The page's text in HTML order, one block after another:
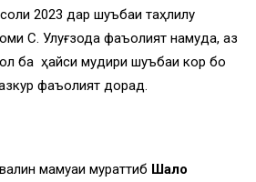
2023 дар шуъбаи таҳлилу
С. Улуғзода фаъолият намуда, аз
ба ҳайси мудири шуъбаи кор бо
фаъолият дорад.
маҷмуаи мураттиб Шало